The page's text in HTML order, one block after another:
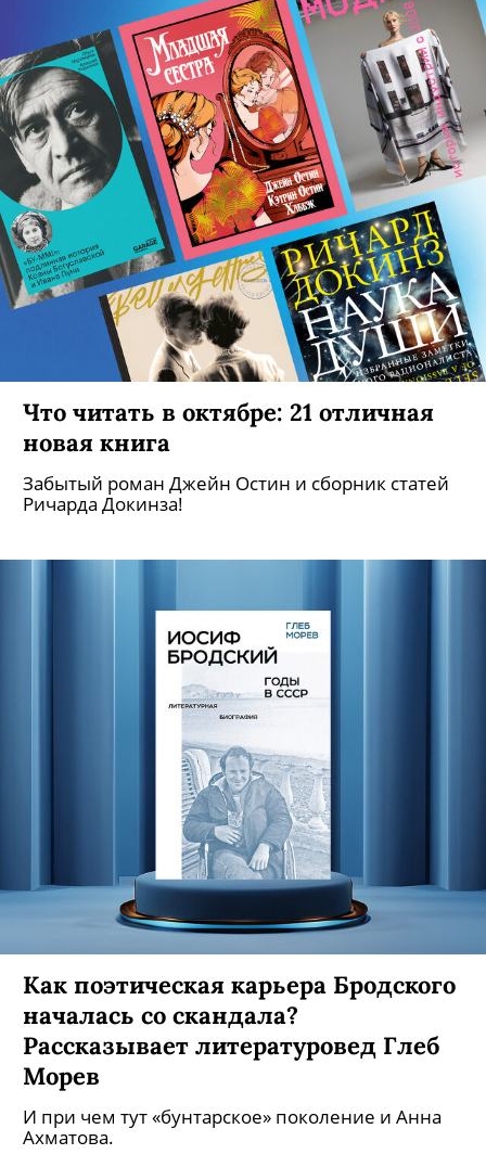
Что читать в октябре: 21 отличная
новая книга
Забытый роман Джейн Остин и сборник статей
Ричарда Докинза!
Как поэтическая карьера Бродского
началась со скандала?
Рассказывает литературовед Глеб
Морев
И при чем тут «бунтарское» поколение и Анна
Ахматова.